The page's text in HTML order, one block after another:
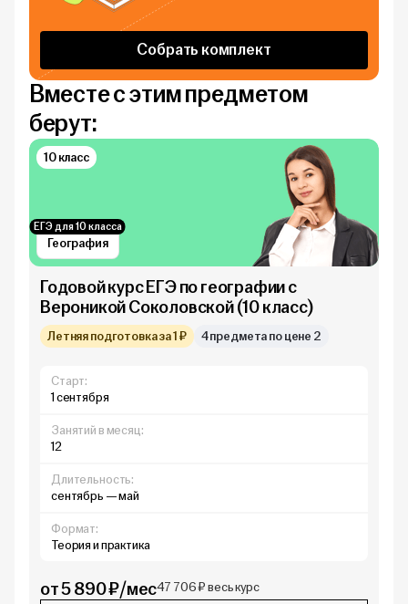
Собрать комплект
Вместе с этим предметом
берут:
География
ЕГЭ для 10 класса
10 класс
Годовой курс ЕГЭ по географии с
Вероникой Соколовской (10 класс)
Летняя подготовка за 1 ₽ 4 предмета по цене 2
Старт:
1 сентября
Занятий в месяц:
12
Длительность:
сентябрь — май
Формат:
Теория и практика
от 5 890 ₽/мес47 706 ₽ весь курс